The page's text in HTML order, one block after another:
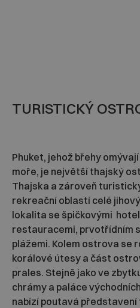
TURISTICKÝ
Phuket, jehož břehy
moře, je největší thajský
Thajska a zároveň
rekreační oblastí celé
lokalita se špičkovými
restauracemi, prvotřídním
plážemi. Kolem ostrova se
korálové útesy a část
prales. Stejně jako ve
chrámy a paláce
nabízí poutavá představení